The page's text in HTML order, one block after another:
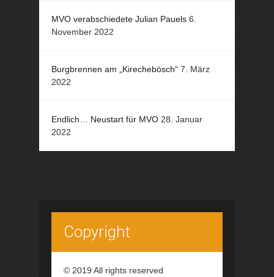
MVO verabschiedete Julian Pauels 6.
November 2022
Burgbrennen am „Kirechebösch“ 7. März
2022
Endlich… Neustart für MVO 28. Januar
2022
Copyright
© 2019 All rights reserved